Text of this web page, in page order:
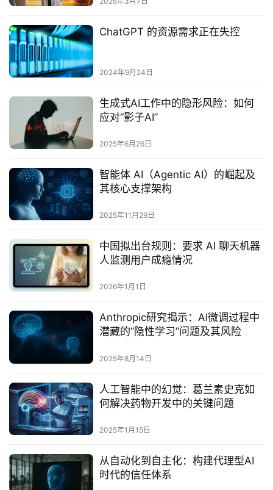
ChatGPT 的资源需求正在失控
2024年9月24日
生成式AI工作中的隐形风险：如何
应对“影子AI”‌
2025年6月26日
智能体 AI（Agentic AI）的崛起及
其核心支撑架构
2025年11月29日
中国拟出台规则：要求 AI 聊天机器
人监测用户成瘾情况
2026年1月1日
Anthropic研究揭示：AI微调过程中
潜藏的”隐性学习”问题及其风险
2025年8月14日
人工智能中的幻觉：葛兰素史克如
何解决药物开发中的关键问题
2025年1月15日
从自动化到自主化：构建代理型AI
时代的信任体系‌